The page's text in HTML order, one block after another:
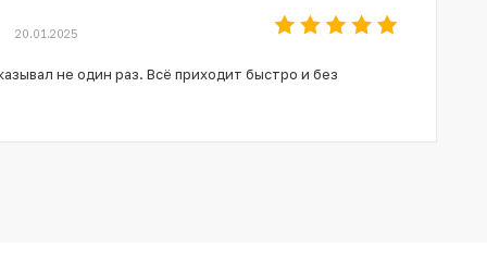
20.01.2025
не один раз. Всё приходит быстро и без